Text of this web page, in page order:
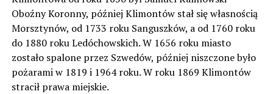
Oboźny Koronny, później Klimontów stał się własnością
Morsztynów, od 1733 roku Sanguszków, a od 1760 roku
do 1880 roku Ledóchowskich. W 1656 roku miasto
zostało spalone przez Szwedów, później niszczone było
pożarami w 1819 i 1964 roku. W roku 1869 Klimontów
stracił prawa miejskie.